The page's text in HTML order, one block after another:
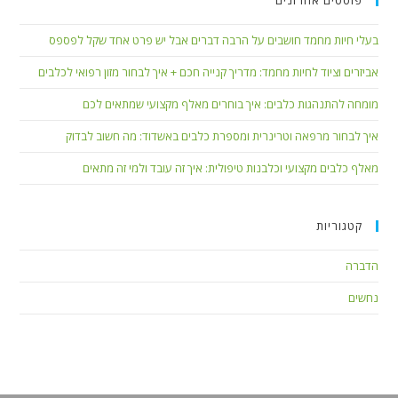
בעלי חיות מחמד חושבים על הרבה דברים אבל יש פרט אחד שקל לפספס
אביזרים וציוד לחיות מחמד: מדריך קנייה חכם + איך לבחור מזון רפואי לכלבים
מומחה להתנהגות כלבים: איך בוחרים מאלף מקצועי שמתאים לכם
איך לבחור מרפאה וטרינרית ומספרת כלבים באשדוד: מה חשוב לבדוק
מאלף כלבים מקצועי וכלבנות טיפולית: איך זה עובד ולמי זה מתאים
קטגוריות
הדברה
נחשים